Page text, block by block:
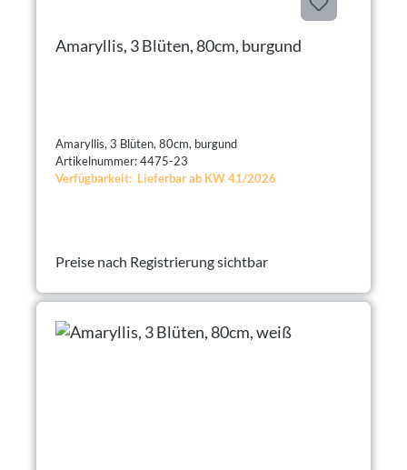
Amaryllis, 3 Blüten, 80cm, burgund
Amaryllis, 3 Blüten, 80cm, burgund
Artikelnummer: 4475-23
Verfügbarkeit: Lieferbar ab KW 41/2026
Preise nach Registrierung sichtbar